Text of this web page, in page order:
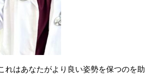
れはあなたがより良い姿勢を保つのを助